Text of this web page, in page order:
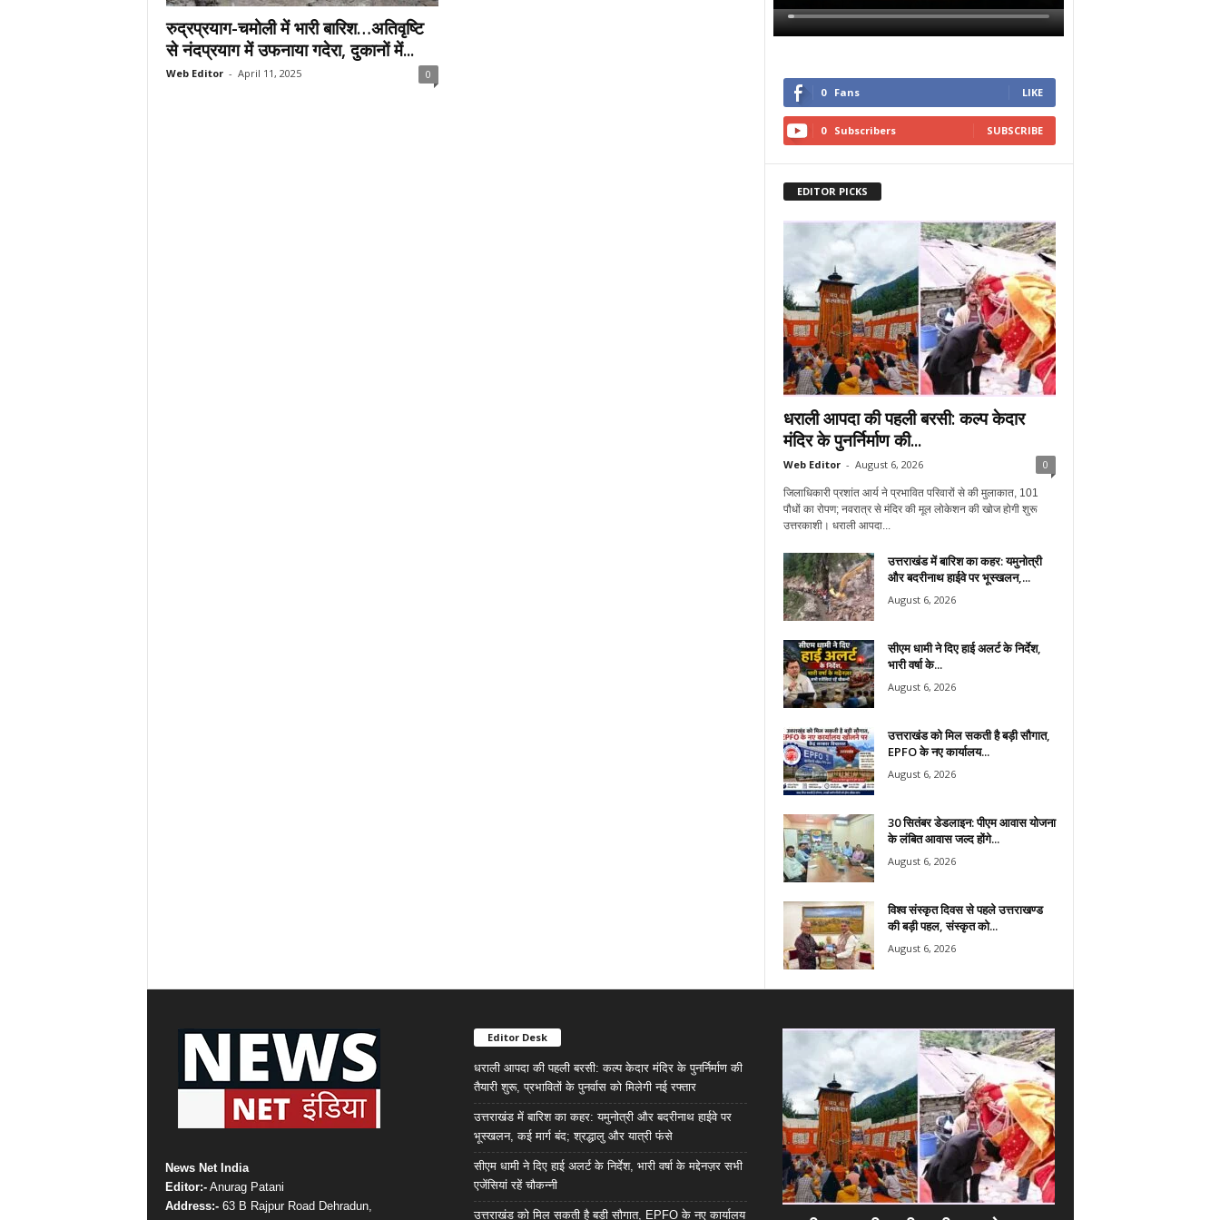
रुद्रप्रयाग-चमोली में भारी बारिश…अतिवृष्टि
से नंदप्रयाग में उफनाया गदेरा, दुकानों में...
Web Editor - April 11, 2025 0
0 Fans LIKE
0 Subscribers SUBSCRIBE
EDITOR PICKS
धराली आपदा की पहली बरसी: कल्प केदार
मंदिर के पुनर्निर्माण की...
Web Editor - August 6, 2026 0
जिलाधिकारी प्रशांत आर्य ने प्रभावित परिवारों से की मुलाकात, 101
पौधों का रोपण; नवरात्र से मंदिर की मूल लोकेशन की खोज होगी शुरू
उत्तरकाशी। धराली आपदा...
उत्तराखंड में बारिश का कहर: यमुनोत्री
और बदरीनाथ हाईवे पर भूस्खलन,...
August 6, 2026
सीएम धामी ने दिए हाई अलर्ट के निर्देश,
भारी वर्षा के...
August 6, 2026
उत्तराखंड को मिल सकती है बड़ी सौगात,
EPFO के नए कार्यालय...
August 6, 2026
30 सितंबर डेडलाइन: पीएम आवास योजना
के लंबित आवास जल्द होंगे...
August 6, 2026
विश्व संस्कृत दिवस से पहले उत्तराखण्ड
की बड़ी पहल, संस्कृत को...
August 6, 2026
News Net India
Editor:-Anurag Patani
Address:-63 B Rajpur Road Dehradun,
Editor Desk
धराली आपदा की पहली बरसी: कल्प केदार मंदिर के पुनर्निर्माण की
तैयारी शुरू, प्रभावितों के पुनर्वास को मिलेगी नई रफ्तार
उत्तराखंड में बारिश का कहर: यमुनोत्री और बदरीनाथ हाईवे पर
भूस्खलन, कई मार्ग बंद; श्रद्धालु और यात्री फंसे
सीएम धामी ने दिए हाई अलर्ट के निर्देश, भारी वर्षा के मद्देनज़र सभी
एजेंसियां रहें चौकन्नी
उत्तराखंड को मिल सकती है बड़ी सौगात, EPFO के नए कार्यालय